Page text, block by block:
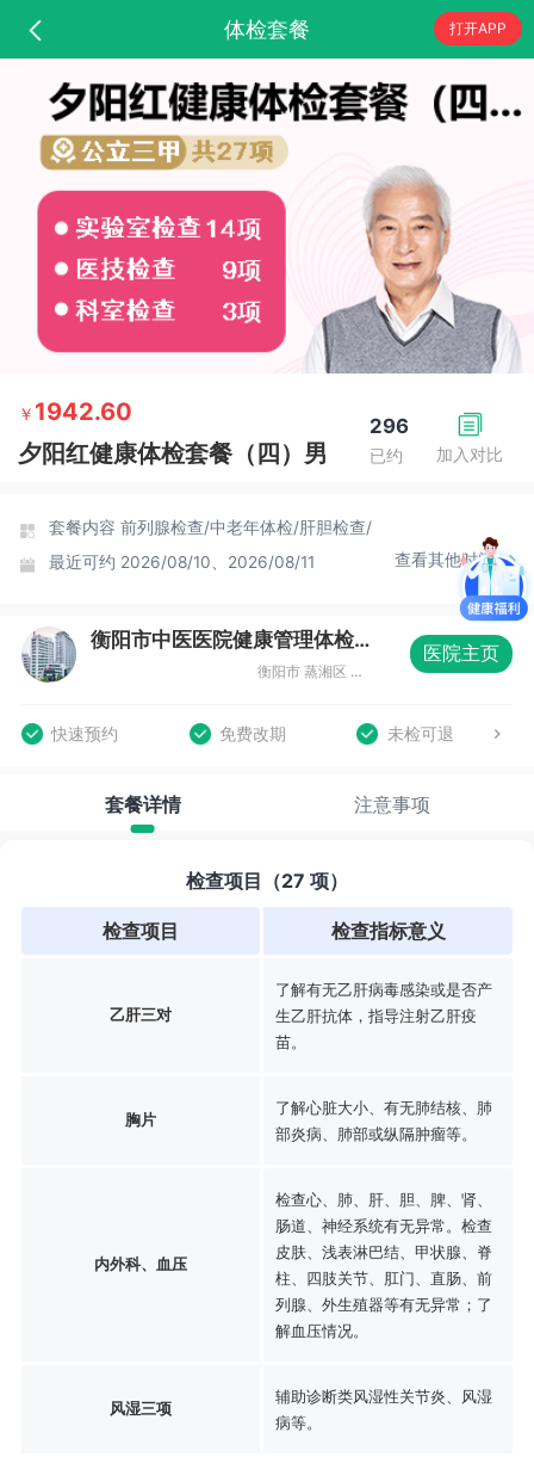
体检套餐 打开APP
加入对比
296
已约
￥ 1942.60
夕阳红健康体检套餐（四）男
套餐内容 前列腺检查/中老年体检/肝胆检查/
最近可约 2026/08/10、2026/08/11 查看其他时间
衡阳市中医医院健康管理体检中心
衡阳市 蒸湘区 蒸湘北路9号
医院主页
快速预约 免费改期 未检可退
套餐详情 注意事项
检查项目（27 项）
检查项目 检查指标意义
乙肝三对
了解有无乙肝病毒感染或是否产
生乙肝抗体，指导注射乙肝疫
苗。
胸片
了解心脏大小、有无肺结核、肺
部炎病、肺部或纵隔肿瘤等。
内外科、血压
检查心、肺、肝、胆、脾、肾、
肠道、神经系统有无异常。检查
皮肤、浅表淋巴结、甲状腺、脊
柱、四肢关节、肛门、直肠、前
列腺、外生殖器等有无异常；了
解血压情况。
风湿三项
辅助诊断类风湿性关节炎、风湿
病等。